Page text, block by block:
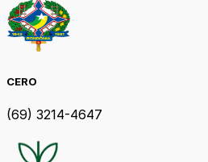
CERO
(69) 3214-4647